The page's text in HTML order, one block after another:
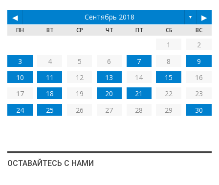
◀ Сентябрь 2018 ▼ ▶
ПН ВТ СР ЧТ ПТ СБ ВС
1
2
3
4 5 6 7 8
9
10
11 12 13 14 15
16
17
18 19 20 21 22
23
24
25 26 27 28 29 30
ОСТАВАЙТЕСЬ С НАМИ